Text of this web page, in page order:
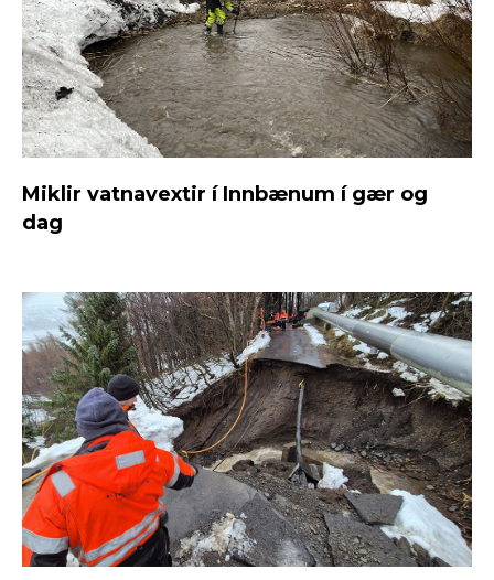
Miklir vatnavextir í Innbænum í gær og
dag